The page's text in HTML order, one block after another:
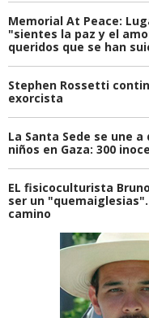
Memorial At Peace:
"sientes la paz y el
queridos que se han
Stephen Rossetti
exorcista
La Santa Sede se une
niños en Gaza: 300
EL fisicoculturista
ser un
camino